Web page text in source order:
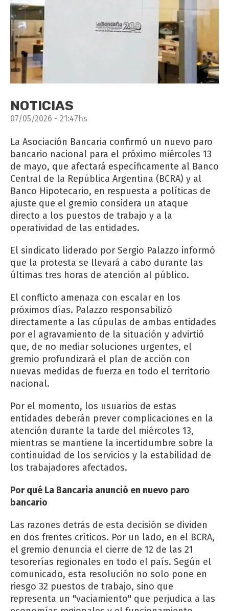
NOTICIAS
07/05/2026 - 21:47hs
La Asociación Bancaria confirmó un nuevo paro
bancario nacional para el próximo miércoles 13
de mayo, que afectará específicamente al Banco
Central de la República Argentina (BCRA) y al
Banco Hipotecario, en respuesta a políticas de
ajuste que el gremio considera un ataque
directo a los puestos de trabajo y a la
operatividad de las entidades.
El sindicato liderado por Sergio Palazzo informó
que la protesta se llevará a cabo durante las
últimas tres horas de atención al público.
El conflicto amenaza con escalar en los
próximos días. Palazzo responsabilizó
directamente a las cúpulas de ambas entidades
por el agravamiento de la situación y advirtió
que, de no mediar soluciones urgentes, el
gremio profundizará el plan de acción con
nuevas medidas de fuerza en todo el territorio
nacional.
Por el momento, los usuarios de estas
entidades deberán prever complicaciones en la
atención durante la tarde del miércoles 13,
mientras se mantiene la incertidumbre sobre la
continuidad de los servicios y la estabilidad de
los trabajadores afectados.
Por qué La Bancaria anunció en nuevo paro
bancario
Las razones detrás de esta decisión se dividen
en dos frentes críticos. Por un lado, en el BCRA,
el gremio denuncia el cierre de 12 de las 21
tesorerías regionales en todo el país. Según el
comunicado, esta resolución no solo pone en
riesgo 32 puestos de trabajo, sino que
representa un "vaciamiento" que perjudica a las